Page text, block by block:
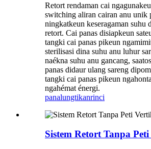
Retort rendaman cai
switching aliran cairan anu unik
ningkatkeun keseragaman suhu
retort. Cai panas disiapkeun
tangki cai panas pikeun
sterilisasi dina suhu anu luhur
naékna suhu anu gancang,
panas didaur ulang sareng
tangki cai panas pikeun
ngahémat énergi.
panalungtikanrinci
Sistem Retort Tanpa